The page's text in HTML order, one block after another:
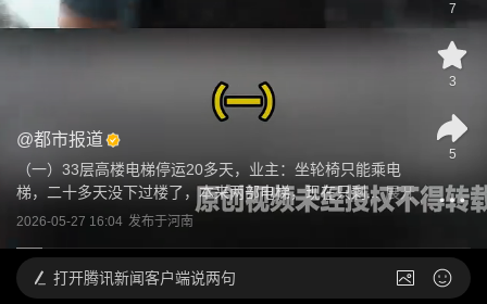
@都市报道
（一）33层高楼电梯停运20多天，业主：坐轮椅只能乘电
梯，二十多天没下过楼了，本来两部电梯，现在只剩... 展开
2026-05-27 16:04 发布于河南
7
3
5
打开腾讯新闻客户端说两句